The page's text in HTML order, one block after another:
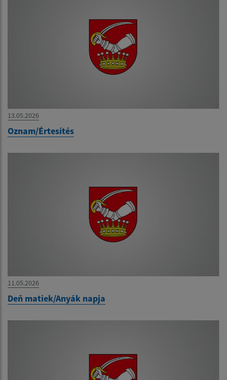
13.05.2026
Oznam/Értesítés
11.05.2026
Deň matiek/Anyák napja